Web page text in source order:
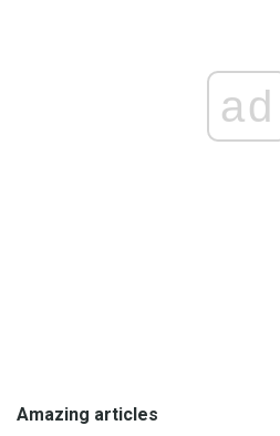
ad
Amazing articles